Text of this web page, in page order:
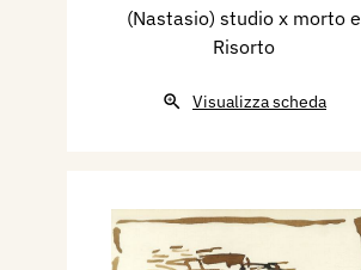
(Nastasio) studio x morto e
Risorto
Visualizza scheda